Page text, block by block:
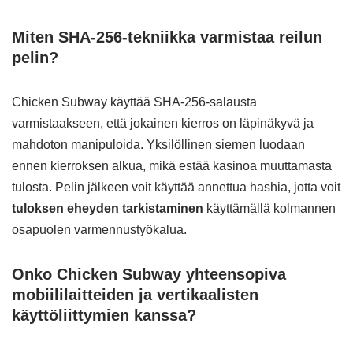
Miten SHA-256-tekniikka varmistaa reilun
pelin?
Chicken Subway käyttää SHA-256-salausta
varmistaakseen, että jokainen kierros on läpinäkyvä ja
mahdoton manipuloida. Yksilöllinen siemen luodaan
ennen kierroksen alkua, mikä estää kasinoa muuttamasta
tulosta. Pelin jälkeen voit käyttää annettua hashia, jotta voit
tuloksen eheyden tarkistaminen käyttämällä kolmannen
osapuolen varmennustyökalua.
Onko Chicken Subway yhteensopiva
mobiililaitteiden ja vertikaalisten
käyttöliittymien kanssa?